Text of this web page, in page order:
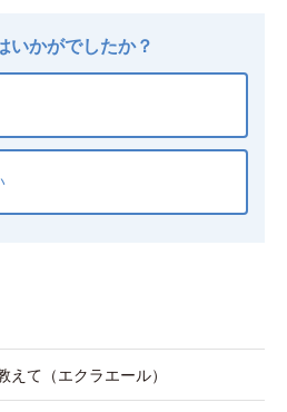
いかがでしたか？
て（エクラエール）